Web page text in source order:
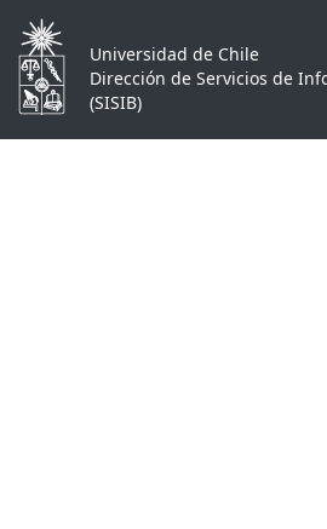
Universidad de Chile
Dirección de Servicios de
(SISIB)